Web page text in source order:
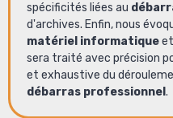
spécificités liées au
d'archives. Enfin, nous
matériel informatique
sera traité avec précision
et exhaustive du
débarras professionnel .